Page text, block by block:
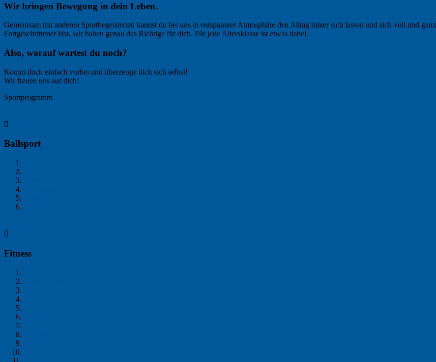
Wir bringen Bewegung in dein Leben.
Gemeinsam mit anderen Sportbegeisterten kannst du bei uns in entspannter Atmosphäre den Alltag hinter sich lassen und sich voll und
Fortgeschrittener bist, wir haben genau das Richtige für dich. Für jede Altersklasse ist etwas dabei.
Also, worauf wartest du noch?
Komm doch einfach vorbei und überzeuge dich sich selbst!
Wir freuen uns auf dich!
Sportprogramm

Ballsport

Fitness